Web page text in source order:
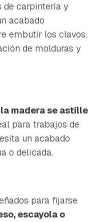
primero has de
CANCELAR
de carpintería y
acabado
embutir los clavos.
de molduras y
madera se astille
para trabajos de
un acabado
o delicada.
para fijarse
escayola o
boletín.